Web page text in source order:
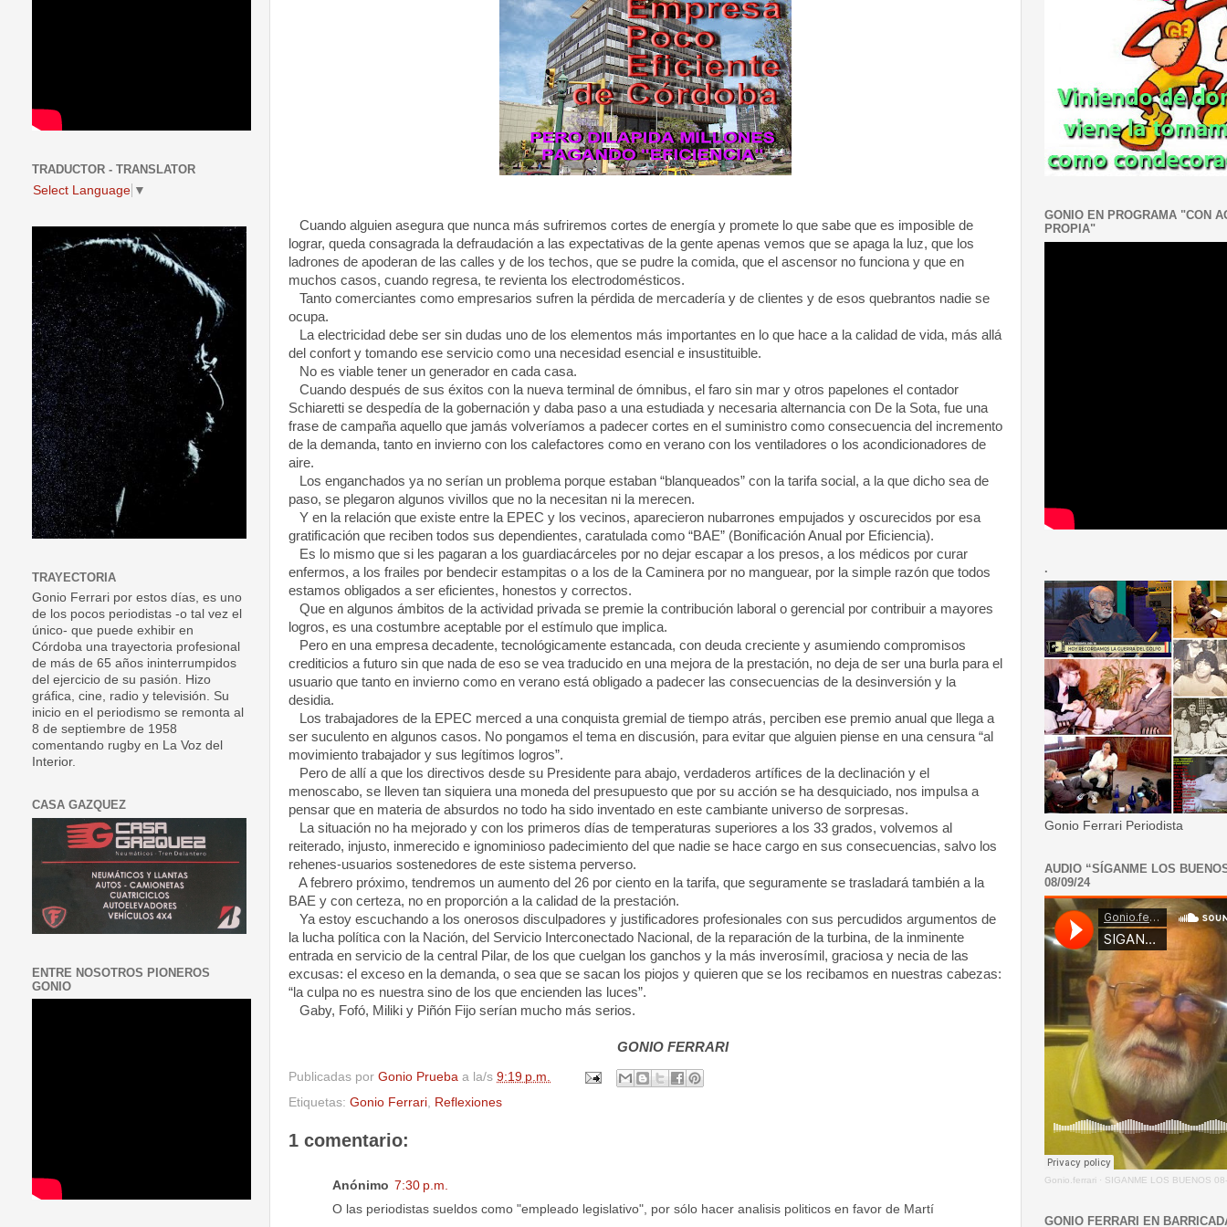
Cuando alguien asegura que nunca más sufriremos cortes de energía y promete lo que sabe que es imposible de
lograr, queda consagrada la defraudación a las expectativas de la gente apenas vemos que se apaga la luz, que los
ladrones de apoderan de las calles y de los techos, que se pudre la comida, que el ascensor no funciona y que en
muchos casos, cuando regresa, te revienta los electrodomésticos.
Tanto comerciantes como empresarios sufren la pérdida de mercadería y de clientes y de esos quebrantos nadie se
ocupa.
La electricidad debe ser sin dudas uno de los elementos más importantes en lo que hace a la calidad de vida, más allá
del confort y tomando ese servicio como una necesidad esencial e insustituible.
No es viable tener un generador en cada casa.
Cuando después de sus éxitos con la nueva terminal de ómnibus, el faro sin mar y otros papelones el contador
Schiaretti se despedía de la gobernación y daba paso a una estudiada y necesaria alternancia con De la Sota, fue una
frase de campaña aquello que jamás volveríamos a padecer cortes en el suministro como consecuencia del incremento
de la demanda, tanto en invierno con los calefactores como en verano con los ventiladores o los acondicionadores de
aire.
Los enganchados ya no serían un problema porque estaban “blanqueados” con la tarifa social, a la que dicho sea de
paso, se plegaron algunos vivillos que no la necesitan ni la merecen.
Y en la relación que existe entre la EPEC y los vecinos, aparecieron nubarrones empujados y oscurecidos por esa
gratificación que reciben todos sus dependientes, caratulada como “BAE” (Bonificación Anual por Eficiencia).
Es lo mismo que si les pagaran a los guardiacárceles por no dejar escapar a los presos, a los médicos por curar
enfermos, a los frailes por bendecir estampitas o a los de la Caminerapor no manguear, por la simple razón que todos
estamos obligados a ser eficientes, honestos y correctos.
Que en algunos ámbitos de la actividad privada se premie la contribución laboral o gerencial por contribuir a mayores
logros, es una costumbre aceptable por el estímulo que implica.
Pero en una empresa decadente, tecnológicamente estancada, con deuda creciente y asumiendo compromisos
crediticios a futuro sin que nada de eso se vea traducido en una mejora de la prestación, no deja de ser una burla para el
usuario que tanto en invierno como en verano está obligado a padecer las consecuencias de la desinversión y la
desidia.
Los trabajadores de la EPEC merced a una conquista gremial de tiempo atrás, perciben ese premio anual que llega a
ser suculento en algunos casos. No pongamos el tema en discusión, para evitar que alguien piense en una censura “al
movimiento trabajador y sus legítimos logros”.
Pero de allí a que los directivos desde su Presidente para abajo, verdaderos artífices de la declinación y el
menoscabo, se lleven tan siquiera una moneda del presupuesto que por su acción se ha desquiciado, nos impulsa a
pensar que en materia de absurdos no todo ha sido inventado en este cambiante universo de sorpresas.
La situación no ha mejorado y con los primeros días de temperaturas superiores a los 33 grados, volvemos al
reiterado, injusto, inmerecido e ignominioso padecimiento del que nadie se hace cargo en sus consecuencias, salvo los
rehenes-usuarios sostenedores de este sistema perverso.
A febrero próximo, tendremos un aumento del 26 por ciento en la tarifa, que seguramente se trasladará también a la
BAE y con certeza, no en proporción a la calidad de la prestación.
Ya estoy escuchando a los onerosos disculpadores y justificadores profesionales con sus percudidos argumentos de
la lucha política con la Nación, del Servicio Interconectado Nacional, de la reparación de la turbina, de la inminente
entrada en servicio de la central Pilar, de los que cuelgan los ganchos y la más inverosímil, graciosa y necia de las
excusas: el exceso en la demanda, o sea que se sacan los piojos y quieren que se los recibamos en nuestras cabezas:
“la culpa no es nuestra sino de los que encienden las luces”.
Gaby, Fofó, Miliki y Piñón Fijo serían mucho más serios.
GONIO FERRARI
Publicadas por Gonio Prueba a la/s 9:19 p.m.
Etiquetas: Gonio Ferrari Reflexiones
1 comentario:
Anónimo 7:30 p.m.
O las periodistas sueldos como "empleado legislativo", por sólo hacer analisis politicos en favor de Martí
TRADUCTOR - TRANSLATOR
Select Language ▼
TRAYECTORIA
Gonio Ferrari por estos días, es uno
de los pocos periodistas -o tal vez el
único- que puede exhibir en
Córdoba una trayectoria profesional
de más de 65 años ininterrumpidos
del ejercicio de su pasión. Hizo
gráfica, cine, radio y televisión. Su
inicio en el periodismo se remonta al
8 de septiembre de 1958
comentando rugby en La Voz del
Interior.
CASA GAZQUEZ
ENTRE NOSOTROS PIONEROS
GONIO
GONIO EN PROGRAMA "CON
PROPIA"
.
Gonio Ferrari Periodista
AUDIO “SÍGANME LOS
08/09/24
Gonio.ferrari · SIGANME LOS BUENOS
GONIO FERRARI EN